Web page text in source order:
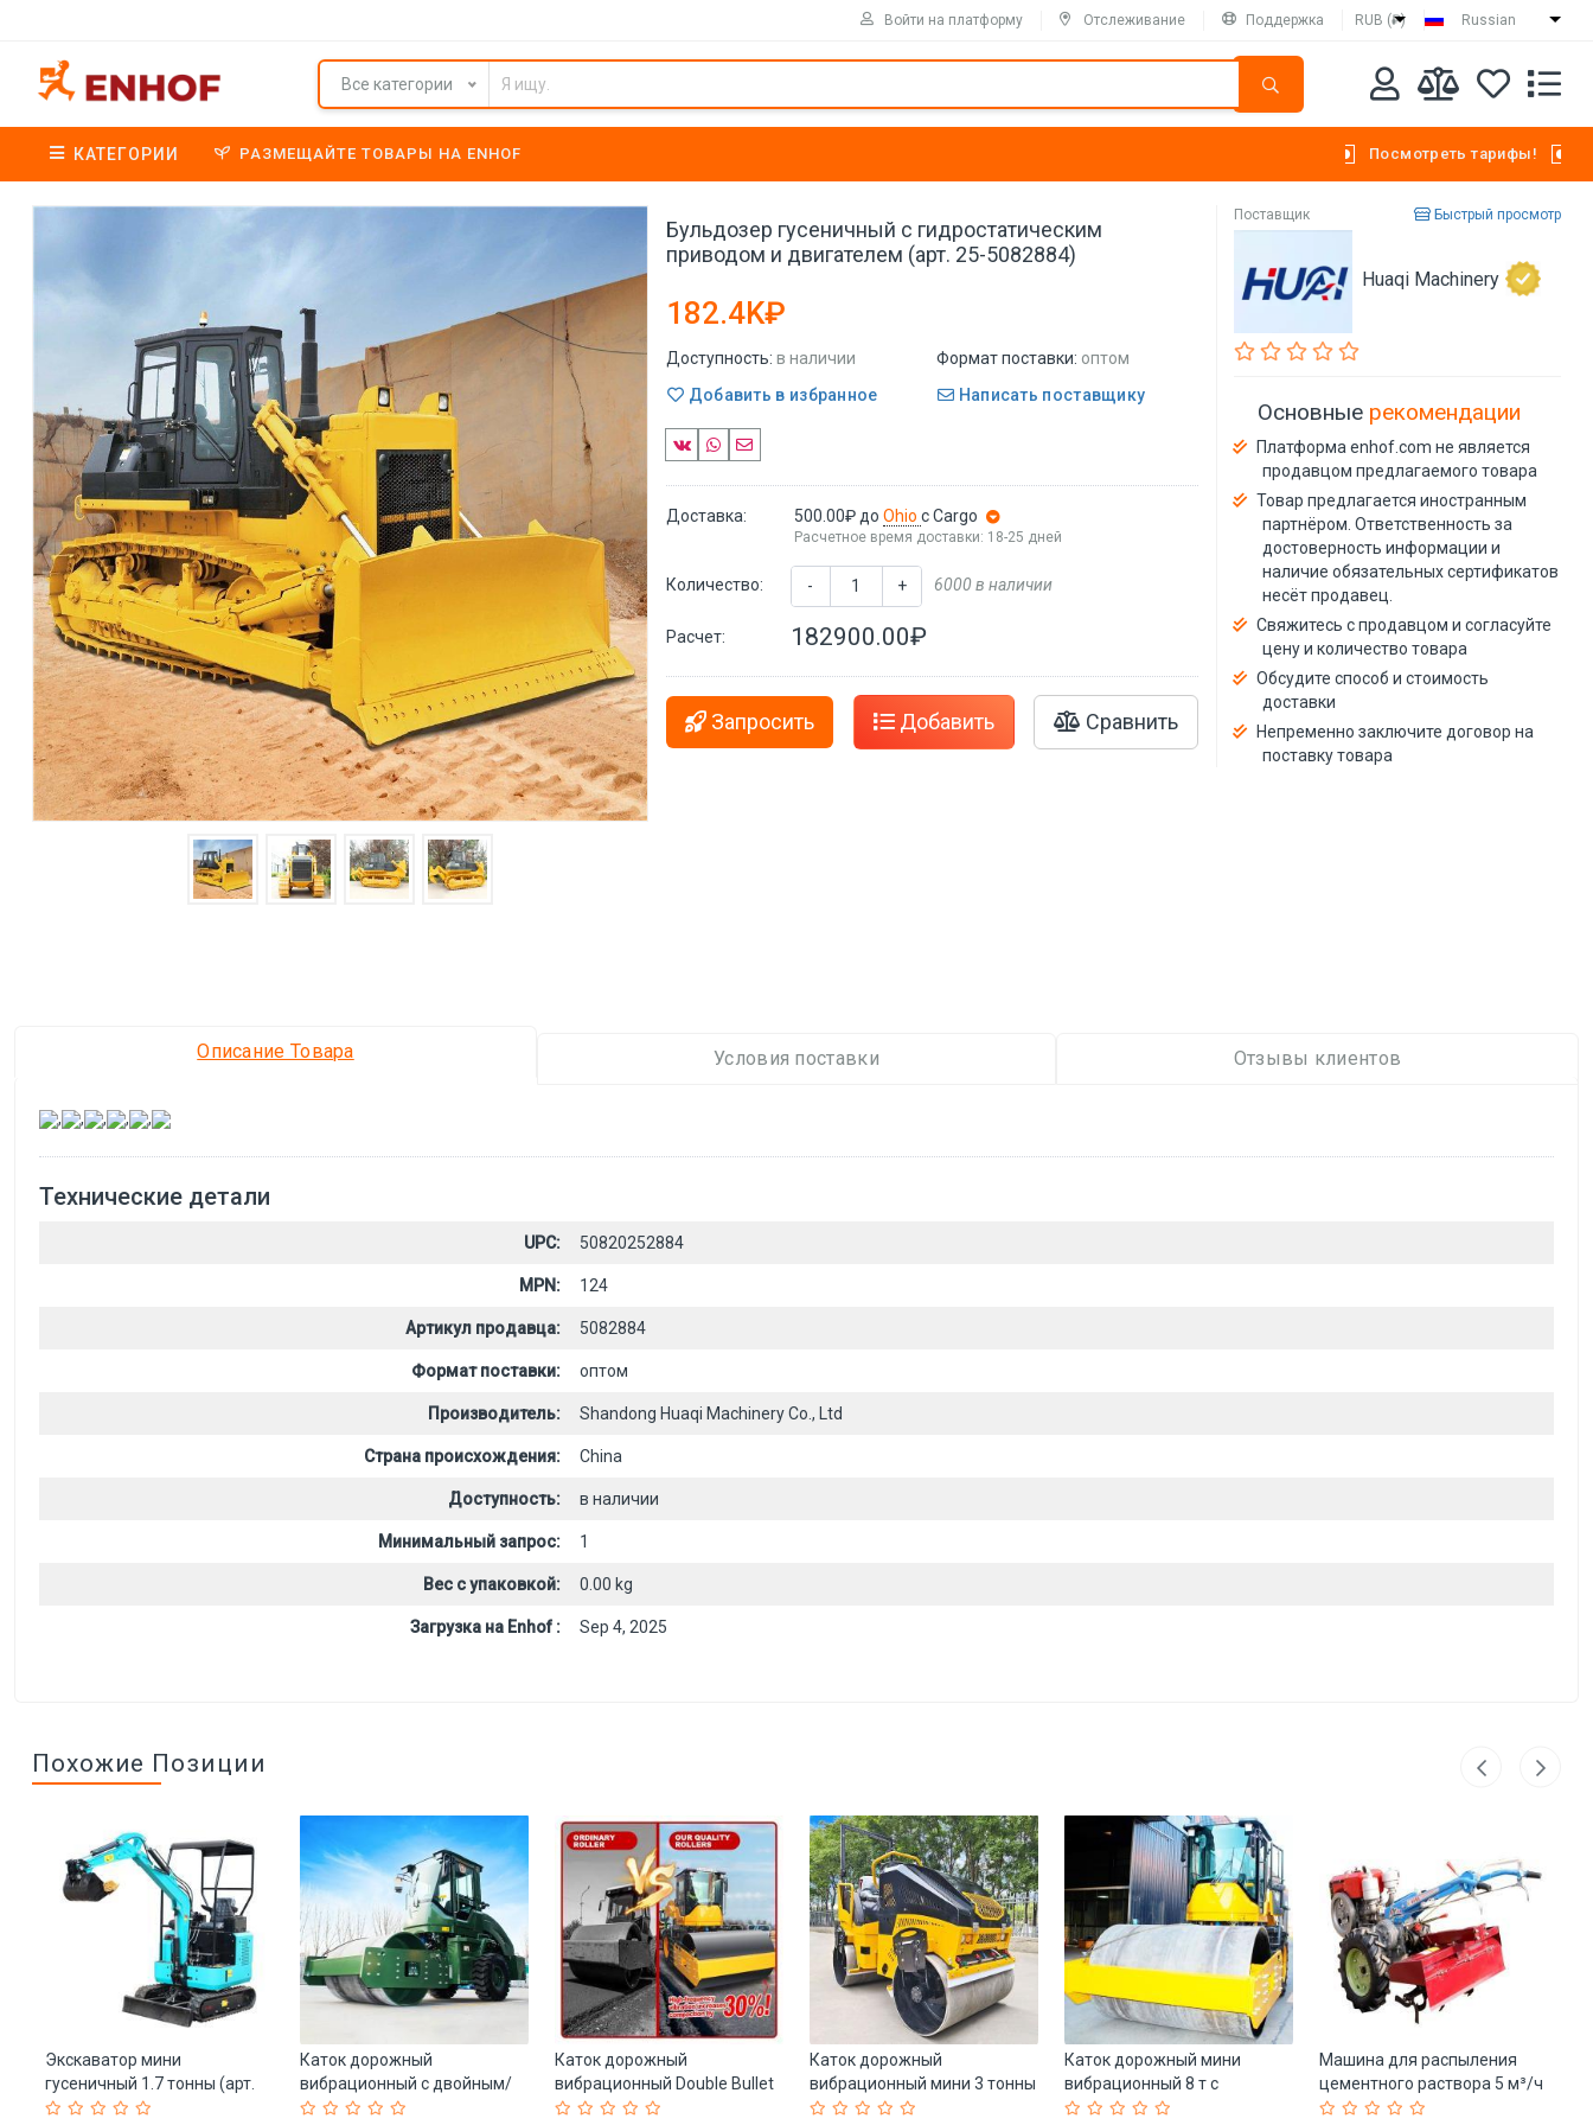
Войти на платформу Отслеживание Поддержка RUB (₽) Russian
Все категории
КАТЕГОРИИ РАЗМЕЩАЙТЕ ТОВАРЫ НА ENHOF Посмотреть тарифы!
Бульдозер гусеничный с гидростатическим
приводом и двигателем (арт. 25-5082884)
182.4K₽
Доступность: в наличии Формат поставки: оптом
Добавить в избранное
Написать поставщику
Доставка: 500.00₽ доOhioс Cargo
Расчетное время доставки: 18-25 дней
Количество: - + 6000 в наличии
Расчет: 182900.00₽
Запросить Добавить Сравнить
Поставщик Быстрый просмотр
Huaqi Machinery
Основные рекомендации
Платформа enhof.com не является
продавцом предлагаемого товара
Товар предлагается иностранным
партнёром. Ответственность за
достоверность информации и
наличие обязательных сертификатов
несёт продавец.
Свяжитесь с продавцом и согласуйте
цену и количество товара
Обсудите способ и стоимость
доставки
Непременно заключите договор на
поставку товара
Описание Товара Условия поставки Отзывы клиентов
, , , , ,
Технические детали
UPC: 50820252884
MPN: 124
Артикул продавца: 5082884
Формат поставки: оптом
Производитель: Shandong Huaqi Machinery Co., Ltd
Страна происхождения: China
Доступность: в наличии
Минимальный запрос: 1
Вес с упаковкой: 0.00 kg
Загрузка на Enhof : Sep 4, 2025
Похожие Позиции
Экскаватор мини
гусеничный 1.7 тонны (арт.
25-5082899)
Каток дорожный
вибрационный с двойным/
одинарным барабаном (арт.
Каток дорожный
вибрационный Double Bullet
Drive с двигателем (арт. 25-
Каток дорожный
вибрационный мини 3 тонны
3000 кг (арт. 25-5083335)
Каток дорожный мини
вибрационный 8 т с
гидравликой Huade (арт. 25-
Машина для распыления
цементного раствора 5 м³/ч
для бетономешалок (арт. 25-